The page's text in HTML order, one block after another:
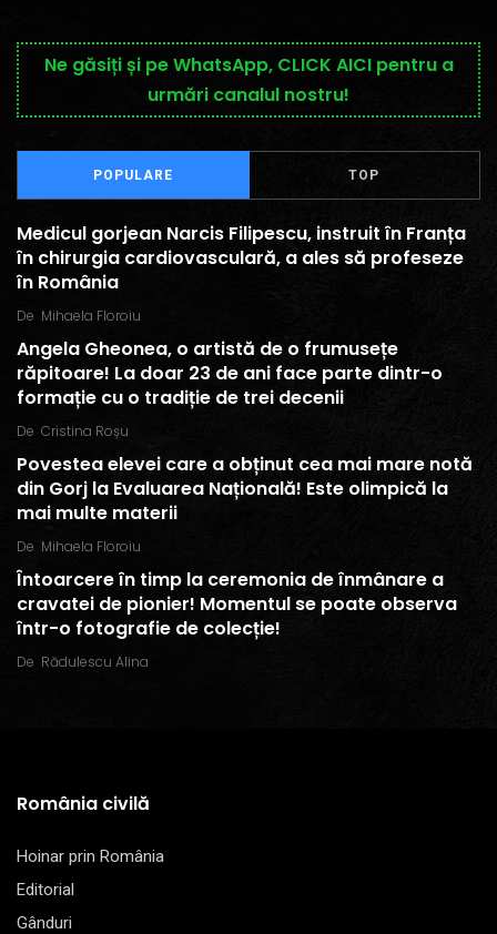
Ne găsiți și pe WhatsApp, CLICK AICI pentru a
urmări canalul nostru!
POPULARE TOP
Medicul gorjean Narcis Filipescu, instruit în Franța
în chirurgia cardiovasculară, a ales să profeseze
în România
De Mihaela Floroiu
Angela Gheonea, o artistă de o frumusețe
răpitoare! La doar 23 de ani face parte dintr-o
formație cu o tradiție de trei decenii
De Cristina Roșu
Povestea elevei care a obținut cea mai mare notă
din Gorj la Evaluarea Națională! Este olimpică la
mai multe materii
De Mihaela Floroiu
Întoarcere în timp la ceremonia de înmânare a
cravatei de pionier! Momentul se poate observa
într-o fotografie de colecție!
De Rădulescu Alina
România civilă
Hoinar prin România
Editorial
Gânduri